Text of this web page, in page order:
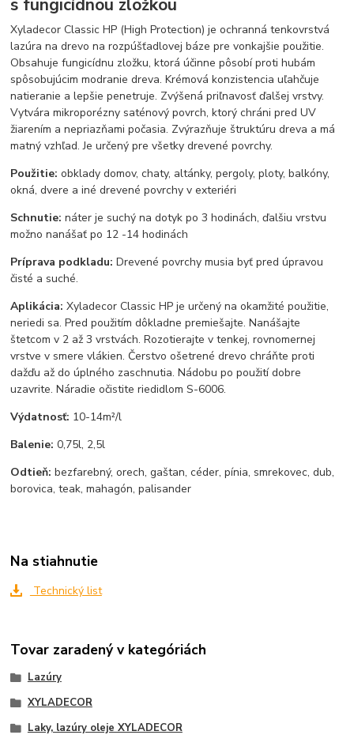
Xyladecor Classic HP (High Protection) je ochranná tenkovrstvá
lazúra na drevo na rozpúšťadlovej báze pre vonkajšie použitie.
Obsahuje fungicídnu zložku, ktorá účinne pôsobí proti hubám
spôsobujúcim modranie dreva. Krémová konzistencia uľahčuje
natieranie a lepšie penetruje. Zvýšená priľnavosť ďalšej vrstvy.
Vytvára mikroporézny saténový povrch, ktorý chráni pred UV
žiarením a nepriazňami počasia. Zvýrazňuje štruktúru dreva a má
matný vzhľad. Je určený pre všetky drevené povrchy.
Použitie: obklady domov, chaty, altánky, pergoly, ploty, balkóny,
okná, dvere a iné drevené povrchy v exteriéri
Schnutie: náter je suchý na dotyk po 3 hodinách, ďalšiu vrstvu
možno nanášať po 12 -14 hodinách
Príprava podkladu:Drevené povrchy musia byť pred úpravou
čisté a suché.
Aplikácia:Xyladecor Classic HP je určený na okamžité použitie,
neriedi sa. Pred použitím dôkladne premiešajte. Nanášajte
štetcom v 2 až 3 vrstvách. Rozotierajte v tenkej, rovnomernej
vrstve v smere vlákien. Čerstvo ošetrené drevo chráňte proti
dažďu až do úplného zaschnutia. Nádobu po použití dobre
uzavrite. Náradie očistite riedidlom S-6006.
Výdatnosť: 10-14m²/l
Balenie:0,75l, 2,5l
Odtieň: bezfarebný, orech, gaštan, céder, pínia, smrekovec, dub,
borovica, teak, mahagón, palisander
Na stiahnutie
Technický list
Tovar zaradený v kategóriách
Lazúry
XYLADECOR
Laky, lazúry oleje XYLADECOR